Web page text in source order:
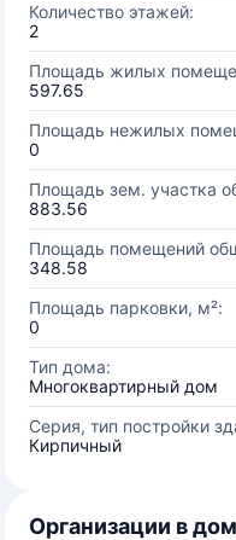
Количество этажей:
2
Площадь жилых
597.65
Площадь нежилых
0
Площадь зем. участка
883.56
Площадь помещений
348.58
Площадь парковки, м²:
0
Тип дома:
Многоквартирный дом
Серия, тип постройки
Кирпичный
Организации в